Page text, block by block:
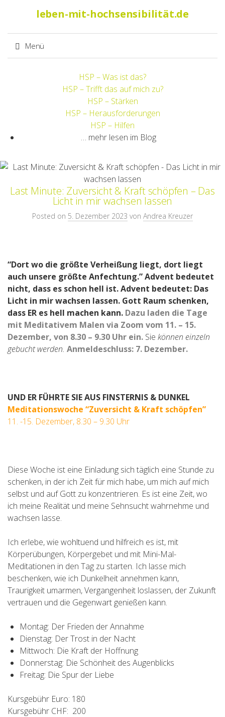
leben-mit-hochsensibilität.de
Menü
HSP – Was ist das?
HSP – Trifft das auf mich zu?
HSP – Stärken
HSP – Herausforderungen
HSP – Hilfen
… mehr lesen im Blog
Last Minute: Zuversicht & Kraft schöpfen – Das
Licht in mir wachsen lassen
Posted on 5. Dezember 2023 von Andrea Kreuzer
“Dort wo die größte Verheißung liegt, dort liegt
auch unsere größte Anfechtung.” Advent bedeutet
nicht, dass es schon hell ist. Advent bedeutet: Das
Licht in mir wachsen lassen. Gott Raum schenken,
dass ER es hell machen kann. Dazu laden die Tage
mit Meditativem Malen via Zoom vom 11. – 15.
Dezember, von 8.30 – 9.30 Uhr ein. Sie können einzeln
gebucht werden. Anmeldeschluss: 7. Dezember.
UND ER FÜHRTE SIE AUS FINSTERNIS & DUNKEL
Meditationswoche “Zuversicht & Kraft schöpfen”
11. -15. Dezember, 8.30 – 9.30 Uhr
Diese Woche ist eine Einladung sich täglich eine Stunde zu
schenken, in der ich Zeit für mich habe, um mich auf mich
selbst und auf Gott zu konzentrieren. Es ist eine Zeit, wo
ich meine Realität und meine Sehnsucht wahrnehme und
wachsen lasse.
Ich erlebe, wie wohltuend und hilfreich es ist, mit
Körperübungen, Körpergebet und mit Mini-Mal-
Meditationen in den Tag zu starten. Ich lasse mich
beschenken, wie ich Dunkelheit annehmen kann,
Traurigkeit umarmen, Vergangenheit loslassen, der Zukunft
vertrauen und die Gegenwart genießen kann.
Montag: Der Frieden der Annahme
Dienstag: Der Trost in der Nacht
Mittwoch: Die Kraft der Hoffnung
Donnerstag: Die Schönheit des Augenblicks
Freitag: Die Spur der Liebe
Kursgebühr Euro: 180
Kursgebühr CHF: 200